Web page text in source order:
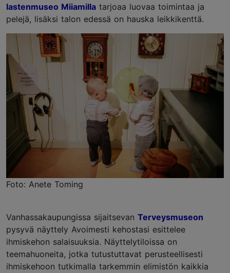
lastenmuseo Miiamilla tarjoaa luovaa toimintaa ja
pelejä, lisäksi talon edessä on hauska leikkikenttä.
Foto: Anete Toming
Vanhassakaupungissa sijaitsevan Terveysmuseon
pysyvä näyttely Avoimesti kehostasi esittelee
ihmiskehon salaisuuksia. Näyttelytiloissa on
teemahuoneita, jotka tutustuttavat perusteellisesti
ihmiskehoon tutkimalla tarkemmin elimistön kaikkia